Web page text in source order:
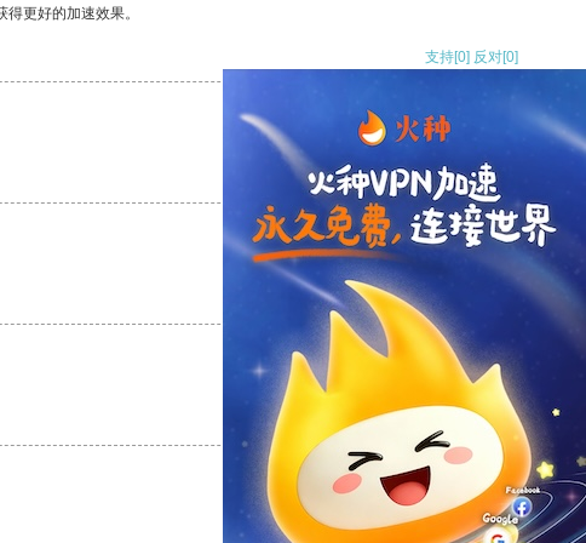
更好的加速效果。
支持[0] 反对[0]
支持[0] 反对
支持
反对 [0]